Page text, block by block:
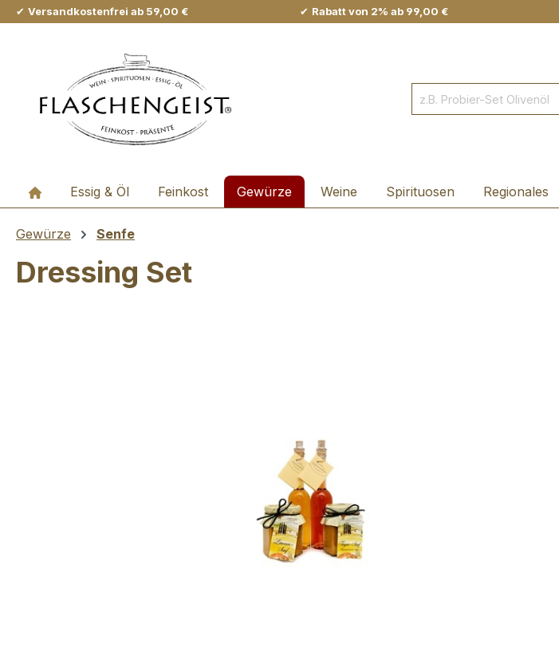
Hauptinhalt springen
Zur Suche springen
Zur Hauptnavigation springen
✔ Versandkostenfrei ab 59,00 € ✔ Rabatt von 2% ab 99,00 €
Essig & Öl Feinkost Gewürze Weine Spirituosen Regionales
Gewürze Senfe
Dressing Set